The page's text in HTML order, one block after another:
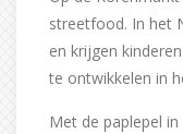
streetfood. In het
en krijgen
te ontwikkelen in
Met de paplepel